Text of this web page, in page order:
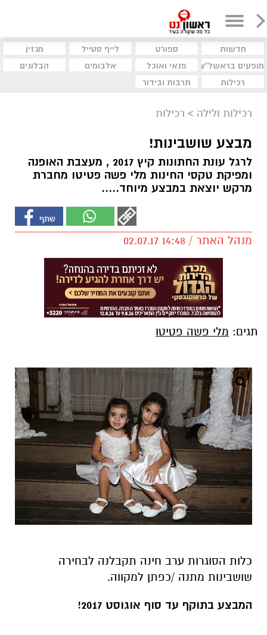
חדשות ספורט לייף סטייל
מגזין
מופעים בראשל"צ
פנאי ואוכל אלבומים
הבלוגים
רכילות
תרבות ובידור
רכילות ולילה > רכילות
מבצע שושבינות!
לרגל עונת החתונות קיץ 2017 , מעצבת האופנה
ומפיקת טקסי החינות מלי פשה פטיטו מחברת
מרקש יוצאת במבצע מיוחד.....
מנהל האתר / 14:48 02.07.17
תגים: מלי פשה פטיטו
כלות הסוגרות ערב חינה תקבלנה לבחירה
שושבינות מתנה /כפתן למקווה.
המבצע בתוקף עד סוף אוגוסט 2017!